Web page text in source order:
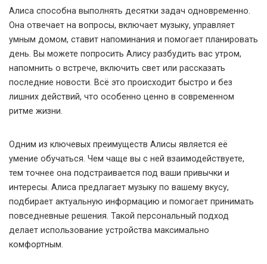
Алиса способна выполнять десятки задач одновременно.
Она отвечает на вопросы, включает музыку, управляет
умным домом, ставит напоминания и помогает планировать
день. Вы можете попросить Алису разбудить вас утром,
напомнить о встрече, включить свет или рассказать
последние новости. Всё это происходит быстро и без
лишних действий, что особенно ценно в современном
ритме жизни.
Одним из ключевых преимуществ Алисы является её
умение обучаться. Чем чаще вы с ней взаимодействуете,
тем точнее она подстраивается под ваши привычки и
интересы. Алиса предлагает музыку по вашему вкусу,
подбирает актуальную информацию и помогает принимать
повседневные решения. Такой персональный подход
делает использование устройства максимально
комфортным.